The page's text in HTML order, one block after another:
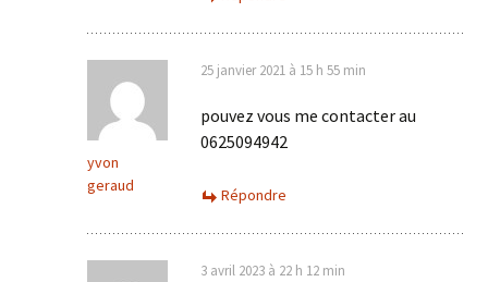
yvon
geraud
25 janvier 2021 à 15 h 55 min
pouvez vous me contacter au
0625094942
Répondre
3 avril 2023 à 22 h 12 min